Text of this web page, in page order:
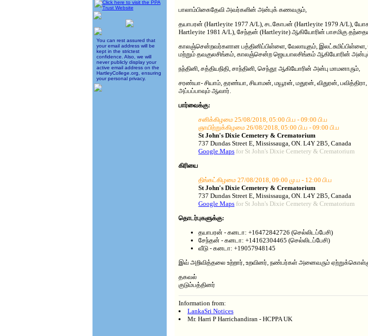
You can rest assured that
your email address will be
kept in the strictest
confidence. Also, we will
never publicly display your
active email address on the
HartleyCollege.org, ensuring
your personal privacy.
பாலாம்பிகைதேவி அவர்களின் அன்புக் கணவரும்,
தயாபரன் (Hartleyite 1977 A/L), சடகோபன் (Hartleyite 1979 A/L),
Hartleyite 1981 A/L), சேந்தன் (Hartleyite) ஆகியோரின் பாசமிகு
காலஞ்சென்றவர்களான பத்தினிப்பிள்ளை, வேலாயுதம்,
மற்றும் தவகுலசிங்கம், காலஞ்சென்ற ஜெயபாலசிங்கம் ஆகியோரின்
நந்தினி, சத்தியநிதி, சாந்தினி, செந்தூ ஆகியோரின் அன்பு மாமனாரும்,
சரண்யா- சியாம், தரண்யா, சியாமன், மயூரன், மதுரன், விதுரன், பவித்திரா,
அப்பப்பாவும் ஆவார்.
பார்வைக்கு:
சனிக்கிழமை 25/08/2018, 05:00 பி.ப - 09:00 பி.ப
ஞாயிற்றுக்கிழமை 26/08/2018, 05:00 பி.ப - 09:00 பி.ப
St John's Dixie Cemetery & Crematorium
737 Dundas Street E, Mississauga, ON. L4Y 2B5, Canada
Google Maps for St John's Dixie Cemetery & Crematorium
கிரியை
திங்கட்கிழமை 27/08/2018, 09:00 மு.ப - 12:00 பி.ப
St John's Dixie Cemetery & Crematorium
737 Dundas Street E, Mississauga, ON. L4Y 2B5, Canada
Google Maps for St John's Dixie Cemetery & Crematorium
தொடர்புகளுக்கு:
தயாபரன் - கனடா: +16472842726 (செல்லிடப்பேசி)
சேந்தன் - கனடா: +14162304465 (செல்லிடப்பேசி)
வீடு - கனடா: +19057948145
இவ் அறிவித்தலை உற்றார், உறவினர், நண்பர்கள் அனைவரும்
தகவல்
குடும்பத்தினர்
Information from:
LankaSri Notices
Mr. Harri P Harrichandiran - HCPPA UK